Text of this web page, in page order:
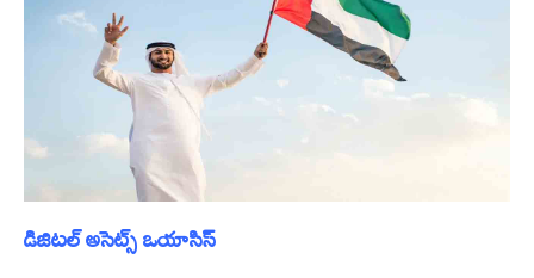
డిజిటల్‌ అసెట్స్‌ ఒయాసిస్‌